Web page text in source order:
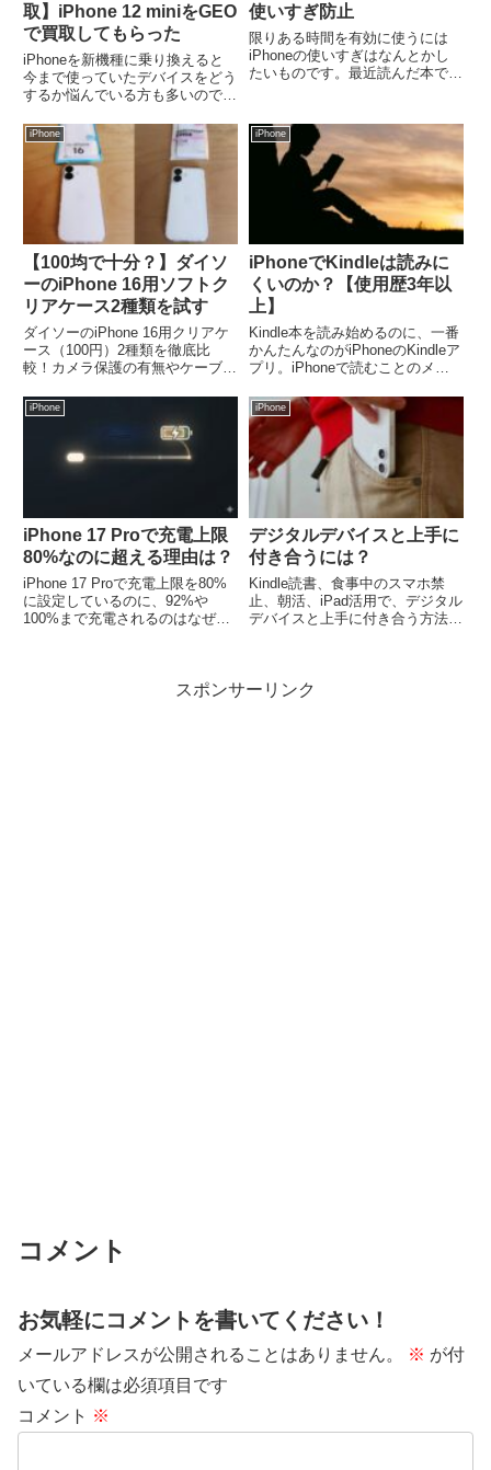
取】iPhone 12 miniをGEO
で買取してもらった
iPhoneを新機種に乗り換えると
今まで使っていたデバイスをどう
するか悩んでいる方も多いのでは
入して乗り換えてから12 miniを
使わなくなってしまいました。手
元に残しておいたり誰かに譲った
り、買取しても...
使いすぎ防止
限りある時間を有効に使うには
iPhoneの使いすぎはなんとかし
たいものです。最近読んだ本で紹
を試したところ実際に効果があっ
たので設定方法を紹介します。グ
レイスケールにするとカラ...
iPhone
【100均で十分？】ダイソ
ーのiPhone 16用ソフトク
リアケース2種類を試す
ダイソーのiPhone 16用クリアケ
ース（100円）2種類を徹底比
較！カメラ保護の有無やケーブル
すすめな人」を解説。コスパ最強
ケースの実用性を検証します。
MagSafe非対応の点も要チェッ
iPhone
iPhoneでKindleは読みに
くいのか？【使用歴3年以
上】
Kindle本を読み始めるのに、一番
かんたんなのがiPhoneのKindleア
プリ。iPhoneで読むことのメリ
解説します。この記事の信頼性
2020年からKindle本を年間100冊
以上読む 読書連続日数12...
iPhone
iPhone 17 Proで充電上限
80%なのに超える理由は？
iPhone 17 Proで充電上限を80%
に設定しているのに、92%や
100%まで充電されるのはなぜ？
iPhone
デジタルデバイスと上手に
付き合うには？
Kindle読書、食事中のスマホ禁
止、朝活、iPad活用で、デジタル
デバイスと上手に付き合う方法を
スポンサーリンク
コメント
お気軽にコメントを書いてください！
メールアドレスが公開されることはありません。 ※ が付
いている欄は必須項目です
コメント ※